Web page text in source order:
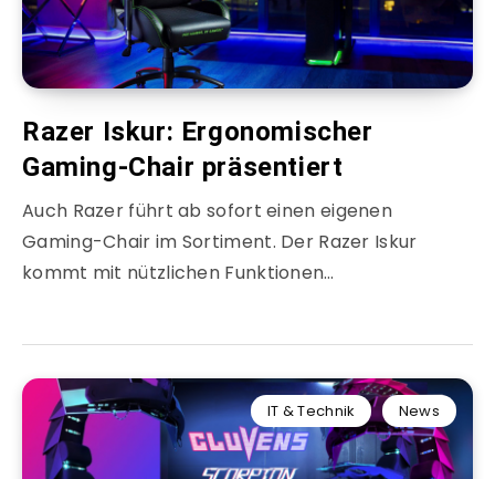
Razer Iskur: Ergonomischer
Gaming-Chair präsentiert
Auch Razer führt ab sofort einen eigenen
Gaming-Chair im Sortiment. Der Razer Iskur
kommt mit nützlichen Funktionen…
IT & Technik News